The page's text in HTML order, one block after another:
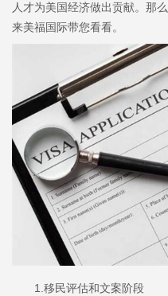
人才为美国经济做出贡献。那
来美福国际带您看看。
1.移民评估和文案阶段